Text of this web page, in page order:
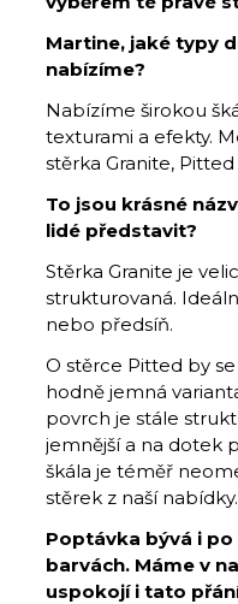
Martine, jaké typy
nabízíme?
Nabízíme širokou
texturami a efekty.
stěrka Granite,
To jsou krásné
lidé představit?
Stěrka Granite je
strukturovaná.
nebo předsíň.
O stěrce Pitted by
hodně jemná
povrch je stále
jemnější a na dotek
škála je téměř
stěrek z naší nabídky.
Poptávka bývá i
barvách. Máme v
uspokojí i tato